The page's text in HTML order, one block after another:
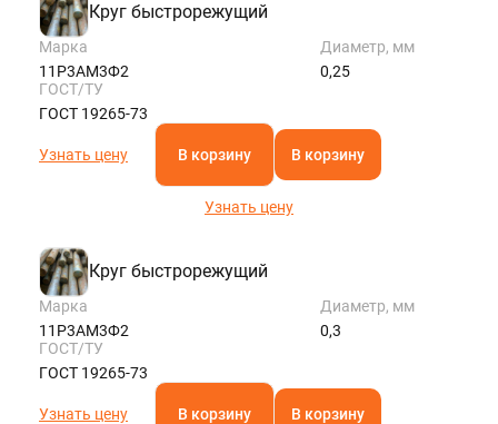
Круг быстрорежущий
Марка
11Р3АМ3Ф2
Диаметр, мм
0,25
ГОСТ/ТУ
ГОСТ 19265-73
Узнать цену В корзину В корзину
Узнать цену
Круг быстрорежущий
Марка
11Р3АМ3Ф2
Диаметр, мм
0,3
ГОСТ/ТУ
ГОСТ 19265-73
Узнать цену В корзину В корзину